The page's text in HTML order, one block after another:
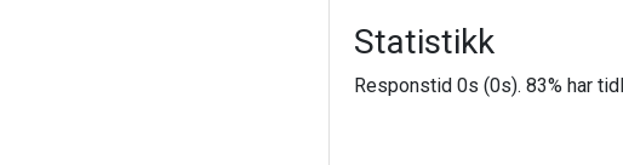
Statistikk
Responstid 0s (0s). 83% har